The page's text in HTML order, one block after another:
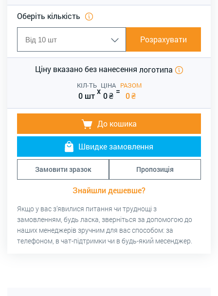
Оберіть кількість
Розрахувати
Ціну вказано без нанесення логотипа
КІЛ-ТЬ
0 штx
ЦІНА
0₴ =
РАЗОМ
0₴
До кошика
Швидке замовлення
Замовити зразок Пропозиція
Знайшли дешевше?
Якщо у вас з’явилися питання чи труднощі з
замовленням, будь ласка, зверніться за допомогою до
наших менеджерів зручним для вас способом: за
телефоном, в чат-підтримки чи в будь-який месенджер.